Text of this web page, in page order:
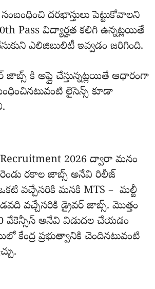
దరఖాస్తులు పెట్టుకోవాలని
Pass విద్యార్హత కలిగి ఉన్నట్లయితే
ఎలిజిబులిటీ ఇవ్వడం జరిగింది.
జాబ్స్ కి అప్లై చేస్తున్నట్లయితే ఆధారంగా
లైసెన్స్ కూడా
Recruitment 2026 ద్వారా మనం
రెండు రకాల జాబ్స్ అనేవి రిలీజ్
వచ్చేసరికి మనకి MTS – మల్టీ
వచ్చేసరికి డ్రైవర్ జాబ్స్. మొత్తం
వేకెన్సీస్ అనేవి విడుదల చేయడం
కేంద్ర ప్రభుత్వానికి చెందినటువంటి